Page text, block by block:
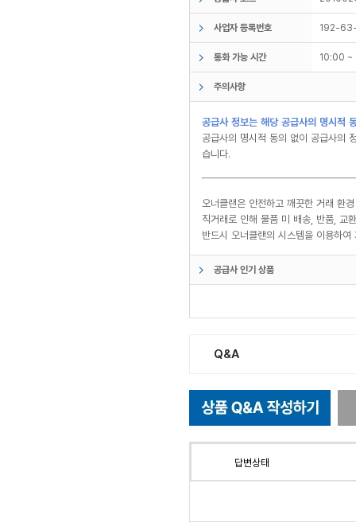
사업자 등록번호 192-
통화 가능 시간 10:00
주의사항
공급사 정보는 해당 공급사의 명시적
공급사의 명시적 동의 없이 공급사의
습니다.
오너클랜은 안전하고 깨끗한 거래 환
직거래로 인해 물품 미 배송, 반품, 교
반드시 오너클랜의 시스템을 이용하
공급사 인기 상품
Q&A
답변상태